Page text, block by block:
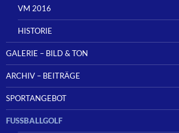
VM 2016
HISTORIE
GALERIE – BILD & TON
ARCHIV – BEITRÄGE
SPORTANGEBOT
FUSSBALLGOLF